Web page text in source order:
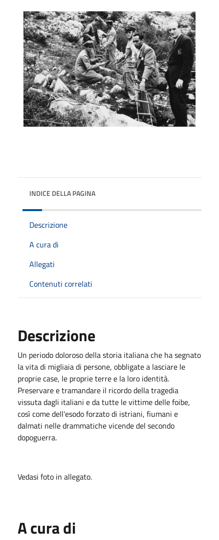
INDICE DELLA PAGINA
Descrizione
A cura di
Allegati
Contenuti correlati
Descrizione
Un periodo doloroso della storia italiana che hasegnato
lavitadi migliaia di persone, obbligate a lasciare le
propriecase, le proprieterree la loro identità.
Preservare etramandare il ricordodella tragedia
vissutadagli italiani e datutte le vittime delle foibe,
così come dell'esodoforzato di istriani, fiumani e
dalmati nelledrammatiche vicende del secondo
dopoguerra.
Vedasi foto in allegato.
A cura di